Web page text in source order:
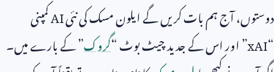
دوستوں، آج ہم بات کریں گے ایلون مسک کی نئیAIکمپنی
“
xAI” اور اس کے جدید چیٹ بوٹ “گروک” کے بارے میں۔